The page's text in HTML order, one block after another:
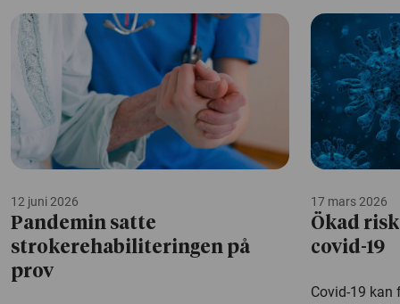
12 juni 2026
Pandemin satte
strokerehabiliteringen på
prov
17 mars 2026
Ökad
covid-19
Covid-19